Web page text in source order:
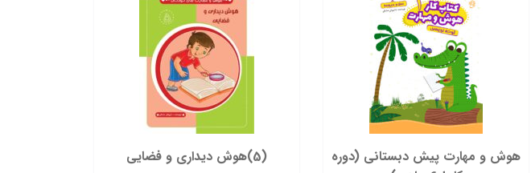
هوش و مهارت پیش دبستانی (دوره
(5)هوش دیداری و فضایی